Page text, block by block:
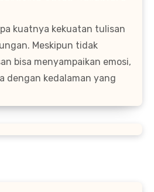
kuatnya kekuatan tulisan
Meskipun tidak
bisa menyampaikan emosi,
dengan kedalaman yang